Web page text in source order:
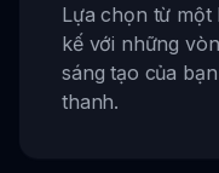
Lựa chọn từ một
kế với những
sáng tạo của
thanh.